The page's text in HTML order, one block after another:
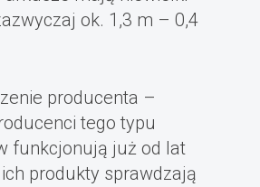
ok. 1,3 m – 0,4
producenta –
tego typu
funkcjonują już od lat
produkty sprawdzają